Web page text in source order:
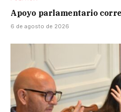
Apoyo parlamentario
6 de agosto de 2026